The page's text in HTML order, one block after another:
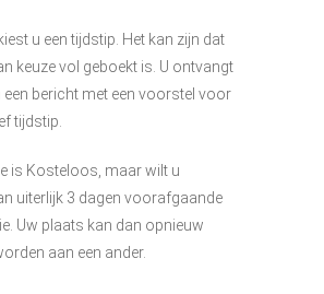
u een tijdstip. Het kan zijn dat
keuze vol geboekt is. U ontvangt
bericht met een voorstel voor
tijdstip.
is Kosteloos, maar wilt u
uiterlijk 3 dagen voorafgaande
Uw plaats kan dan opnieuw
aan een ander.